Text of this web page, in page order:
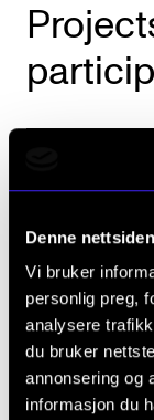
Denne
Vi bruker
personlig preg,
analysere
du bruker
annonsering og
informasjon du